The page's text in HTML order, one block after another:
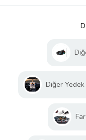
Diğer